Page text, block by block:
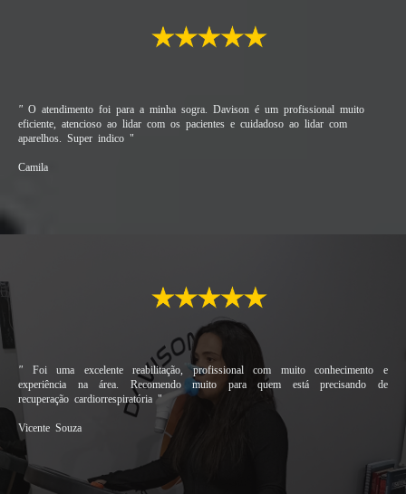
" O atendimento foi para a minha sogra. Davison é um profissional muito
eficiente, atencioso ao lidar com os pacientes e cuidadoso ao lidar com
aparelhos. Super indico "
Camila
" Foi uma excelente reabilitação, profissional com muito conhecimento e
experiência na área. Recomendo muito para quem está precisando de
recuperação cardiorrespiratória "
Vicente Souza